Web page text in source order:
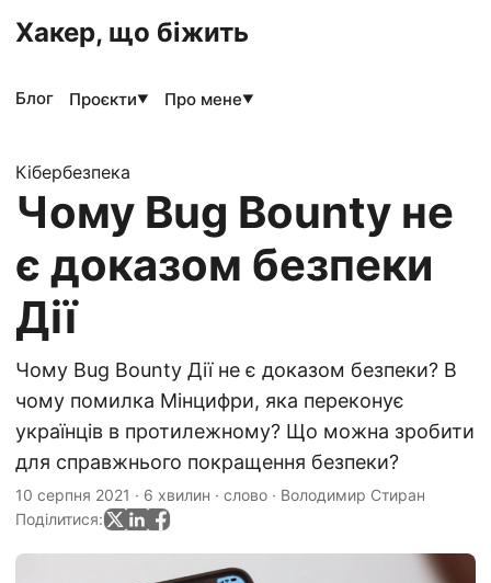
Хакер, що біжить
Блог Проєкти▼ Про мене▼
Кібербезпека
Чому Bug Bounty не
є доказом безпеки
Дії
Чому Bug Bounty Дії не є доказом безпеки? В
чому помилка Мінцифри, яка переконує
українців в протилежному? Що можна зробити
для справжнього покращення безпеки?
10 серпня 2021 · 6 хвилин · слово · Володимир Стиран
Поділитися: